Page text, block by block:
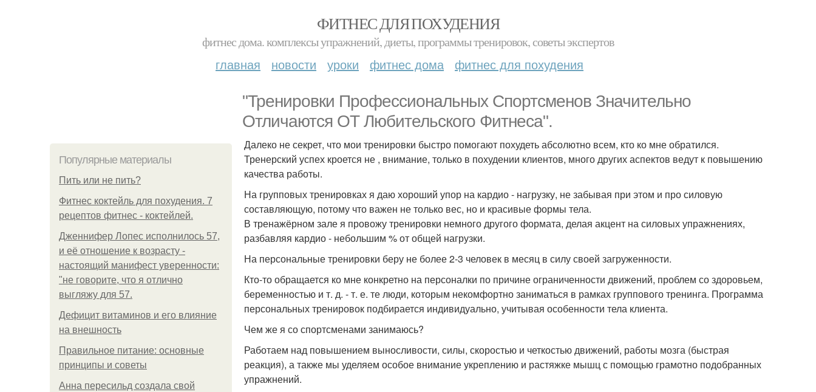
ФИТНЕС ДЛЯ ПОХУДЕНИЯ
фитнес дома. комплексы упражнений, диеты, программы тренировок, советы экспертов
главная новости уроки фитнес дома фитнес для похудения
"Тренировки Профессиональных Спортсменов Значительно
Отличаются ОТ Любительского Фитнеса".
Популярные материалы
Пить или не пить?
Фитнес коктейль для похудения. 7
рецептов фитнес - коктейлей.
Дженнифер Лопес исполнилось 57,
и её отношение к возрасту -
настоящий манифест уверенности:
"не говорите, что я отлично
выгляжу для 57.
Дефицит витаминов и его влияние
на внешность
Правильное питание: основные
принципы и советы
Анна пересильд создала свой
Далеко не секрет, что мои тренировки быстро помогают похудеть абсолютно всем, кто ко мне обратился.
Тренерский успех кроется не , внимание, только в похудении клиентов, много других аспектов ведут к повышению
качества работы.
На групповых тренировках я даю хороший упор на кардио - нагрузку, не забывая при этом и про силовую
составляющую, потому что важен не только вес, но и красивые формы тела.
В тренажёрном зале я провожу тренировки немного другого формата, делая акцент на силовых упражнениях,
разбавляя кардио - небольшим % от общей нагрузки.
На персональные тренировки беру не более 2-3 человек в месяц в силу своей загруженности.
Кто-то обращается ко мне конкретно на персоналки по причине ограниченности движений, проблем со здоровьем,
беременностью и т. д. - т. е. те люди, которым некомфортно заниматься в рамках группового тренинга. Программа
персональных тренировок подбирается индивидуально, учитывая особенности тела клиента.
Чем же я со спортсменами занимаюсь?
Работаем над повышением выносливости, силы, скоростью и четкостью движений, работы мозга (быстрая
реакция), а также мы уделяем особое внимание укреплению и растяжке мышц с помощью грамотно подобранных
упражнений.